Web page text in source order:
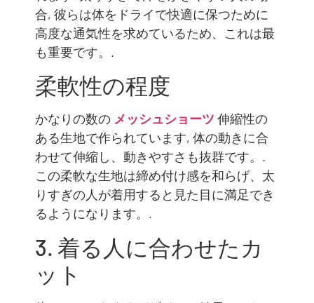
合, 彼らは体をドライで快適に保つために
高度な通気性を求めているため、これは最
も重要です。.
柔軟性の程度
かなりの数の メッシュショーツ 伸縮性の
ある生地で作られています, 体の動きに合
わせて伸縮し、動きやすさも抜群です。.
この柔軟な生地は締め付け感を和らげ、太
りすぎの人が着用すると見た目に満足でき
るようになります。.
3. 着る人に合わせたカ
ット